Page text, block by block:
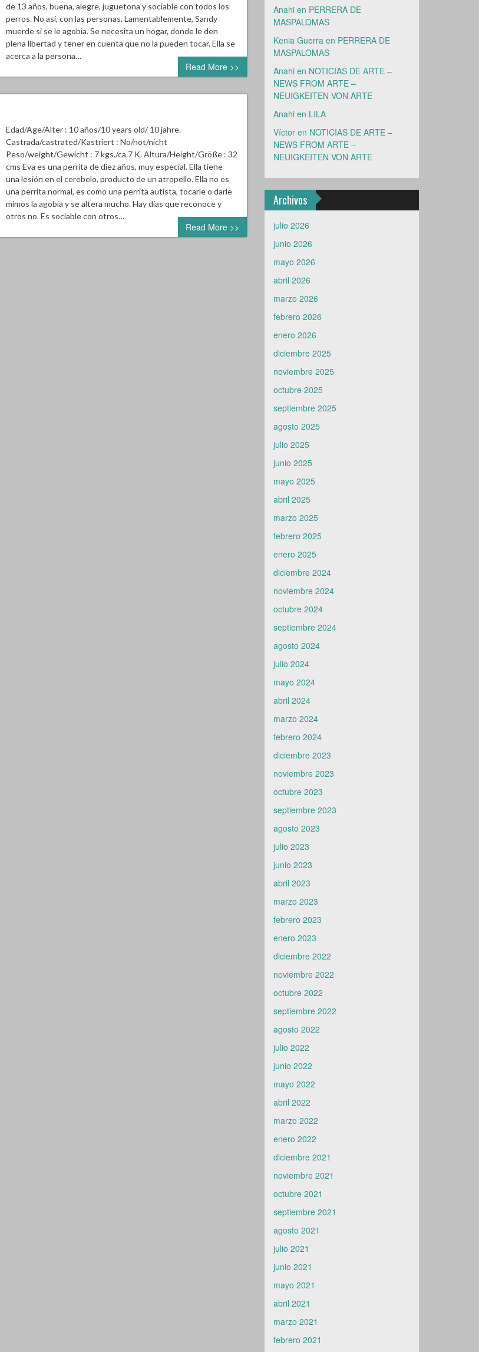
de 13 años, buena, alegre, juguetona y sociable con todos los
perros. No así, con las personas. Lamentablemente, Sandy
muerde si se le agobia. Se necesita un hogar, donde le den
plena libertad y tener en cuenta que no la pueden tocar. Ella se
acerca a la persona…
Read More >>
Edad/Age/Alter : 10 años/10 years old/ 10 jahre.
Castrada/castrated/Kastriert : No/not/nicht
Peso/weight/Gewicht : 7 kgs./ca.7 K. Altura/Height/Größe : 32
cms Eva es una perrita de diez años, muy especial. Ella tiene
una lesión en el cerebelo, producto de un atropello. Ella no es
una perrita normal, es como una perrita autista, tocarle o darle
mimos la agobia y se altera mucho. Hay días que reconoce y
otros no. Es sociable con otros…
Read More >>
Anahien PERRERA DE
MASPALOMAS
Kenia Guerraen PERRERA DE
MASPALOMAS
Anahien NOTICIAS DE ARTE –
NEWS FROM ARTE –
NEUIGKEITEN VON ARTE
Anahien LILA
Víctoren NOTICIAS DE ARTE –
NEWS FROM ARTE –
NEUIGKEITEN VON ARTE
Archivos
julio 2026
junio 2026
mayo 2026
abril 2026
marzo 2026
febrero 2026
enero 2026
diciembre 2025
noviembre 2025
octubre 2025
septiembre 2025
agosto 2025
julio 2025
junio 2025
mayo 2025
abril 2025
marzo 2025
febrero 2025
enero 2025
diciembre 2024
noviembre 2024
octubre 2024
septiembre 2024
agosto 2024
julio 2024
mayo 2024
abril 2024
marzo 2024
febrero 2024
diciembre 2023
noviembre 2023
octubre 2023
septiembre 2023
agosto 2023
julio 2023
junio 2023
abril 2023
marzo 2023
febrero 2023
enero 2023
diciembre 2022
noviembre 2022
octubre 2022
septiembre 2022
agosto 2022
julio 2022
junio 2022
mayo 2022
abril 2022
marzo 2022
enero 2022
diciembre 2021
noviembre 2021
octubre 2021
septiembre 2021
agosto 2021
julio 2021
junio 2021
mayo 2021
abril 2021
marzo 2021
febrero 2021